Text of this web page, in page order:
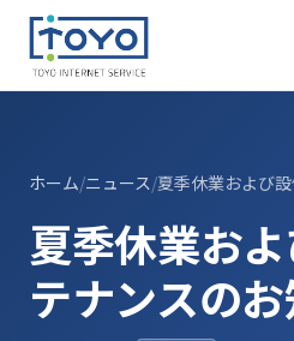
ホーム ニュース 夏季休業および
夏季休業お
テナンスの